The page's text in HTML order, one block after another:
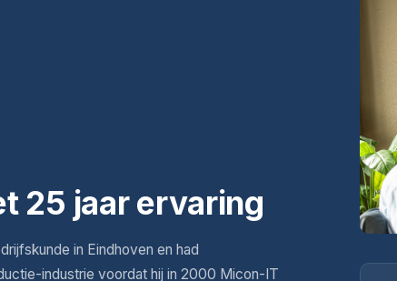
25 jaar ervaring
in Eindhoven en had
industrie voordat hij in 2000 Micon-IT